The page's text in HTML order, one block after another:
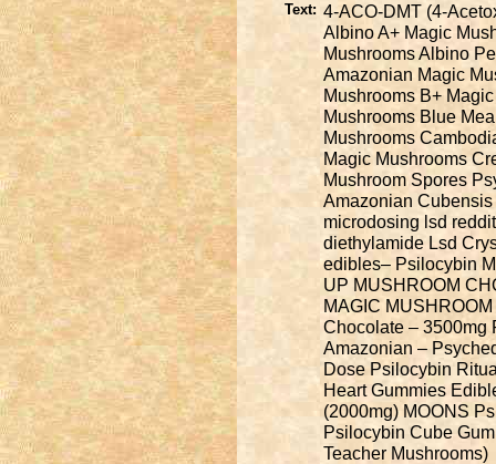
Text: 4-ACO-DMT (4-
Albino A+ Magic
MushroomsAlbino
Amazonian Magic
Mushrooms B+
Mushrooms Blue
Mushrooms
Magic Mushrooms
Mushroom Spores
Amazonian Cubensis
microdosing lsd
diethylamide Lsd
edibles– Psilocybin
UP MUSHROOM
MAGIC
Chocolate –
Amazonian –
Dose Psilocybin
Heart Gummies
(2000mg) MOONS
Psilocybin Cube
Teacher Mushrooms)